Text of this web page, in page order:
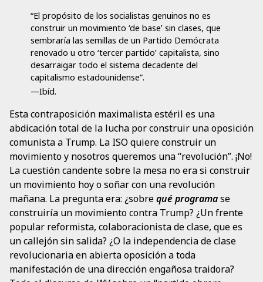
“El propósito de los socialistas genuinos no es
construir un movimiento ‘de base’ sin clases, que
sembraría las semillas de un Partido Demócrata
renovado u otro ‘tercer partido’ capitalista, sino
desarraigar todo el sistema decadente del
capitalismo estadounidense”.
—Ibíd.
Esta contraposición maximalista estéril es una
abdicación total de la lucha por construir una oposición
comunista a Trump. La ISO quiere construir un
movimiento y nosotros queremos una “revolución”. ¡No!
La cuestión candente sobre la mesa no era si construir
un movimiento hoy o soñar con una revolución
mañana. La pregunta era: ¿sobrequé programase
construiría un movimiento contra Trump? ¿Un frente
popular reformista, colaboracionista de clase, que es
un callejón sin salida? ¿O la independencia de clase
revolucionaria en abierta oposición a toda
manifestación de una dirección engañosa traidora?